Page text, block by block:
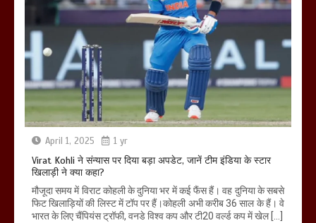
April 1, 2025 1 yr
Virat Kohli ने संन्यास पर दिया बड़ा अपडेट, जानें टीम इंडिया के स्टार
खिलाड़ी ने क्या कहा?
मौजूदा समय में विराट कोहली के दुनिया भर में कई फैंस हैं। वह दुनिया के सबसे
फिट खिलाड़ियों की लिस्ट में टॉप पर हैं।कोहली अभी करीब 36 साल के हैं। वे
भारत के लिए चैंपियंस ट्रॉफी, वनडे विश्व कप और टी20 वर्ल्ड कप में खेल […]